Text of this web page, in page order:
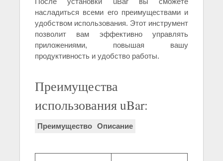
насладиться всеми его преимуществами и
удобством использования. Этот инструмент
позволит вам эффективно управлять
приложениями, повышая вашу
продуктивность и удобство работы.
Преимущества
использования uBar:
Преимущество Описание